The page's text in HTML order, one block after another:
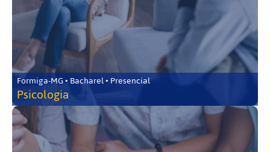
Formiga-MG • Bacharel • Presencial
Psicologia